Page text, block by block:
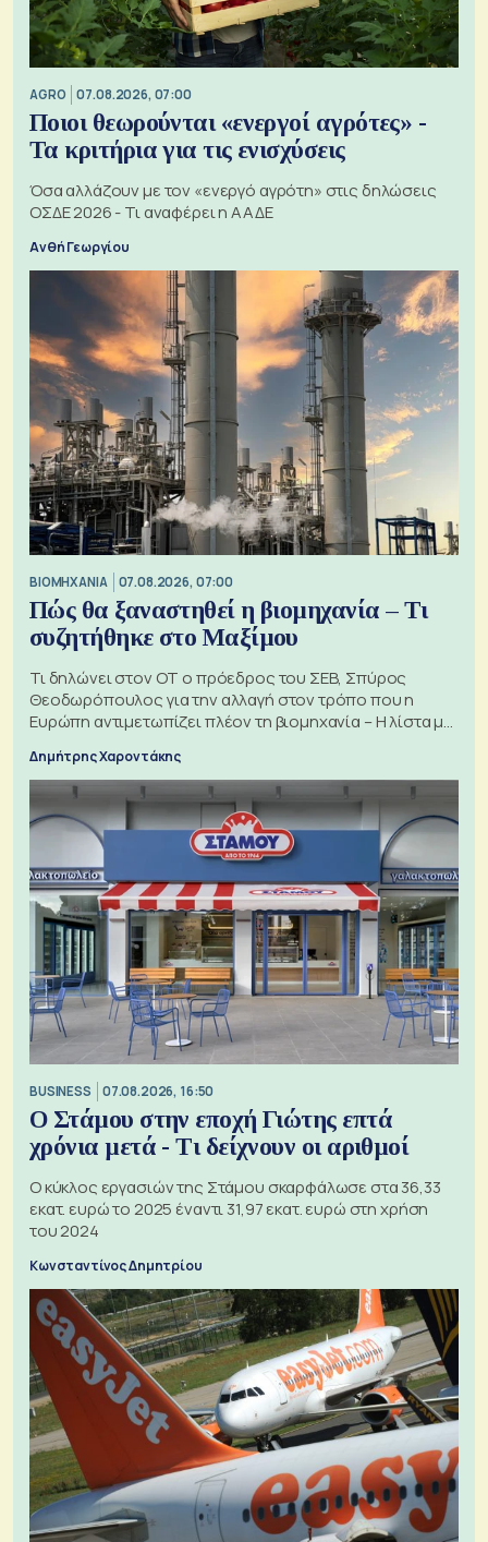
AGRO 07.08.2026, 07:00
Ποιοι θεωρούνται «ενεργοί αγρότες» -
Τα κριτήρια για τις ενισχύσεις
Όσα αλλάζουν με τον «ενεργό αγρότη» στις δηλώσεις
ΟΣΔΕ 2026 - Τι αναφέρει η ΑΑΔΕ
Ανθή Γεωργίου
ΒΙΟΜΗΧΑΝΙΑ 07.08.2026, 07:00
Πώς θα ξαναστηθεί η βιομηχανία – Τι
συζητήθηκε στο Μαξίμου
Τι δηλώνει στον ΟΤ ο πρόεδρος του ΣΕΒ, Σπύρος
Θεοδωρόπουλος για την αλλαγή στον τρόπο που η
Ευρώπη αντιμετωπίζει πλέον τη βιομηχανία – Η λίστα με
Δημήτρης Χαροντάκης
BUSINESS 07.08.2026, 16:50
Ο Στάμου στην εποχή Γιώτης επτά
χρόνια μετά - Τι δείχνουν οι αριθμοί
Ο κύκλος εργασιών της Στάμου σκαρφάλωσε στα 36,33
εκατ. ευρώ το 2025 έναντι 31,97 εκατ. ευρώ στη χρήση
του 2024
Κωνσταντίνος Δημητρίου